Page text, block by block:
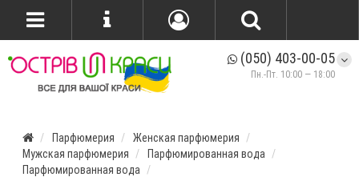
(050) 403-00-05
Пн.-Пт. 10:00 — 18:00
Парфюмерия
Женская парфюмерия
Мужская парфюмерия
Парфюмированная вода
Парфюмированная вода